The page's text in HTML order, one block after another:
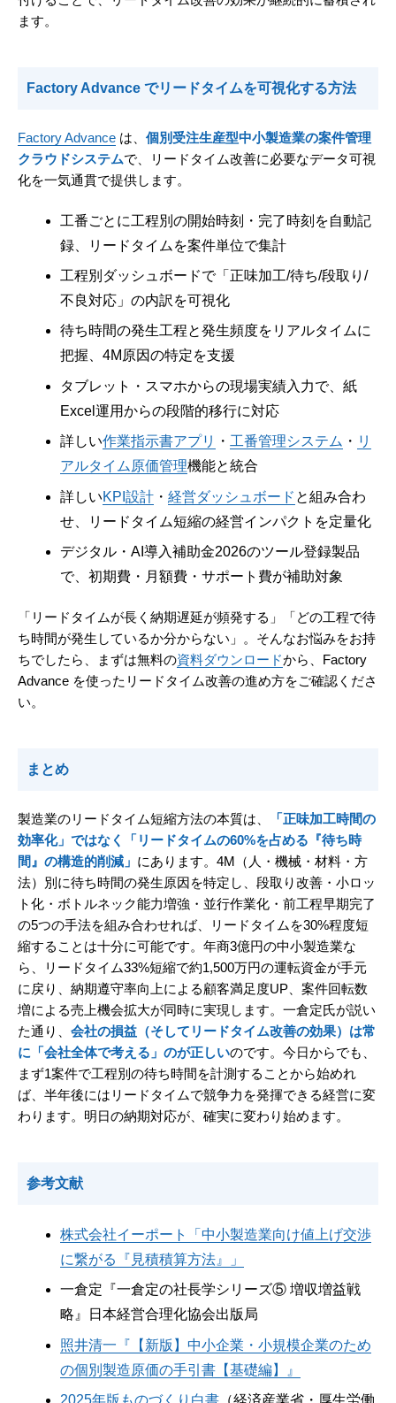
ます。
Factory Advance でリードタイムを可視化する方法
Factory Advance は、 個別受注生産型中小製造業の案件管理
クラウドシステムで、リードタイム改善に必要なデータ可視
化を一気通貫で提供します。
工番ごとに工程別の開始時刻・完了時刻を自動記
録、リードタイムを案件単位で集計
工程別ダッシュボードで「正味加工/待ち/段取り/
不良対応」の内訳を可視化
待ち時間の発生工程と発生頻度をリアルタイムに
把握、4M原因の特定を支援
タブレット・スマホからの現場実績入力で、紙
Excel運用からの段階的移行に対応
詳しい作業指示書アプリ ・ 工番管理システム ・ リ
アルタイム原価管理機能と統合
詳しいKPI設計 ・ 経営ダッシュボード と組み合わ
せ、リードタイム短縮の経営インパクトを定量化
デジタル・AI導入補助金2026のツール登録製品
で、初期費・月額費・サポート費が補助対象
「リードタイムが長く納期遅延が頻発する」「どの工程で待
ち時間が発生しているか分からない」。そんなお悩みをお持
ちでしたら、まずは無料の資料ダウンロードから、Factory
Advance を使ったリードタイム改善の進め方をご確認くださ
い。
まとめ
製造業のリードタイム短縮方法の本質は、
「正味加工時間の
効率化」ではなく「リードタイムの60%を占める『待ち時
間』の構造的削減」 にあります。4M（人・機械・材料・方
法）別に待ち時間の発生原因を特定し、段取り改善・小ロッ
ト化・ボトルネック能力増強・並行作業化・前工程早期完了
の5つの手法を組み合わせれば、リードタイムを30%程度短
縮することは十分に可能です。年商3億円の中小製造業な
ら、リードタイム33%短縮で約1,500万円の運転資金が手元
に戻り、納期遵守率向上による顧客満足度UP、案件回転数
増による売上機会拡大が同時に実現します。一倉定氏が説い
た通り、 会社の損益（そしてリードタイム改善の効果）は常
に「会社全体で考える」のが正しいのです。今日からでも、
まず1案件で工程別の待ち時間を計測することから始めれ
ば、半年後にはリードタイムで競争力を発揮できる経営に変
わります。明日の納期対応が、確実に変わり始めます。
参考文献
株式会社イーポート「中小製造業向け値上げ交渉
に繋がる『見積積算方法』」
一倉定『一倉定の社長学シリーズ⑤ 増収増益戦
略』日本経営合理化協会出版局
照井清一『【新版】中小企業・小規模企業のため
の個別製造原価の手引書【基礎編】』